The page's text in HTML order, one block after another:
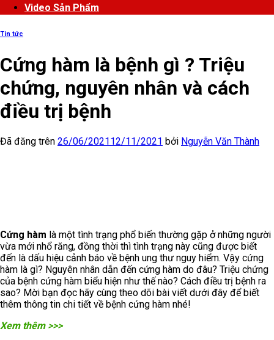
Video Sản Phẩm
Tin tức
Cứng hàm là bệnh gì ? Triệu
chứng, nguyên nhân và cách
điều trị bệnh
Đã đăng trên 26/06/202112/11/2021 bởi Nguyễn Văn Thành
Cứng hàm là một tình trạng phổ biến thường gặp ở những người
vừa mới nhổ răng, đồng thời thì tình trạng này cũng được biết
đến là dấu hiệu cảnh báo về bệnh ung thư nguy hiểm. Vậy cứng
hàm là gì? Nguyên nhân dẫn đến cứng hàm do đâu? Triệu chứng
của bệnh cứng hàm biểu hiện như thế nào? Cách điều trị bệnh ra
sao? Mời bạn đọc hãy cùng theo dõi bài viết dưới đây để biết
thêm thông tin chi tiết về bệnh cứng hàm nhé!
Xem thêm >>>